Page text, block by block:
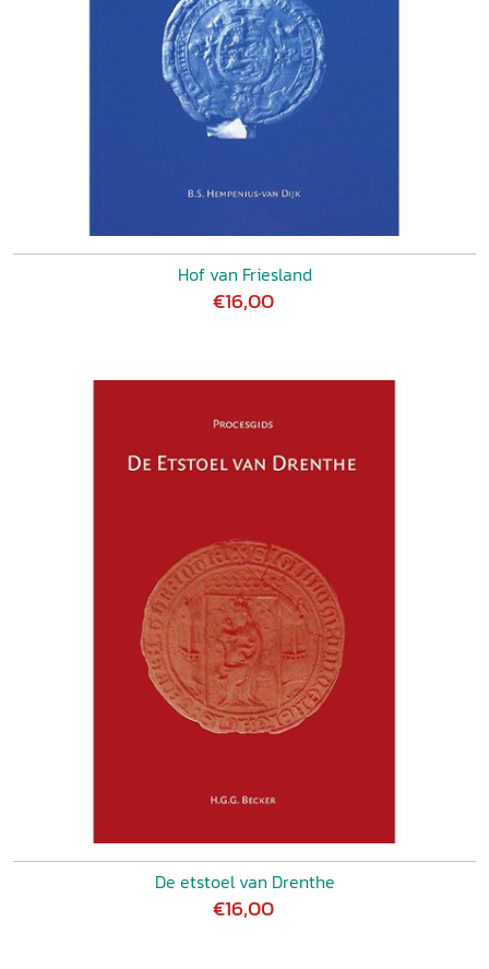
Hof van Friesland
€16,00
De etstoel van Drenthe
€16,00